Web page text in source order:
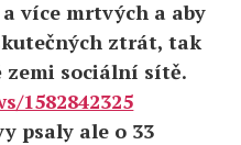
více mrtvých a aby
ztrát, tak
zemi sociální sítě.
1582842325
psaly ale o 33